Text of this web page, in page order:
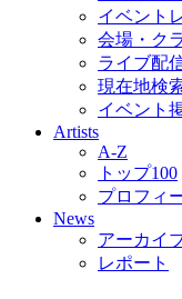
イベント
会場・ク
ライブ配
現在地検
イベント
Artists
A-Z
トップ100
プロフィ
News
アーカイ
レポート